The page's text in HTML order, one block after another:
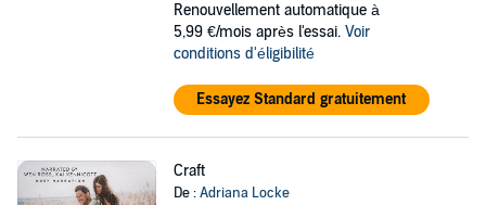
Renouvellement automatique à
5,99 €/mois après l'essai. Voir
conditions d'éligibilité
Essayez Standard gratuitement
Craft
De :Adriana Locke